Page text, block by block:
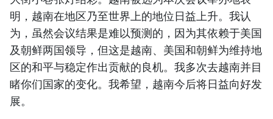
明，越南在地区乃至世界上的地位日益上升。我认
为，虽然会议结果是难以预测的，因为其依赖于美国
及朝鲜两国领导，但这是越南、美国和朝鲜为维持地
区的和平与稳定作出贡献的良机。我多次去越南并目
睹你们国家的变化。我希望，越南今后将日益向好发
展。